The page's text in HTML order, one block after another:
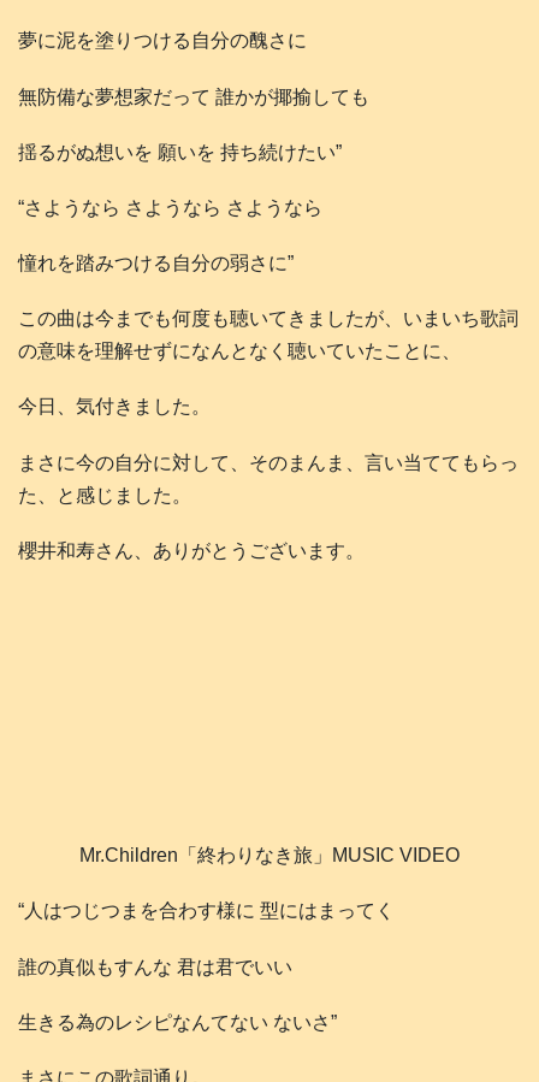
夢に泥を塗りつける自分の醜さに
無防備な夢想家だって 誰かが揶揄しても
揺るがぬ想いを 願いを 持ち続けたい”
“さようなら さようなら さようなら
憧れを踏みつける自分の弱さに”
この曲は今までも何度も聴いてきましたが、いまいち歌詞
の意味を理解せずになんとなく聴いていたことに、
今日、気付きました。
まさに今の自分に対して、そのまんま、言い当ててもらっ
た、と感じました。
櫻井和寿さん、ありがとうございます。
Mr.Children「終わりなき旅」MUSIC VIDEO
“人はつじつまを合わす様に 型にはまってく
誰の真似もすんな 君は君でいい
生きる為のレシピなんてない ないさ”
まさにこの歌詞通り。